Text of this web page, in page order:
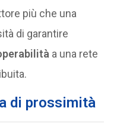
più che una
di garantire
à a una rete
di prossimità